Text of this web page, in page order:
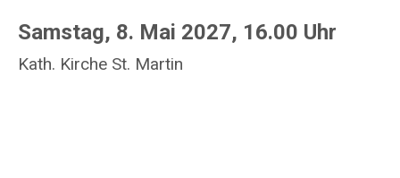
Samstag, 8. Mai 2027, 16.00 Uhr
Kath. Kirche St. Martin